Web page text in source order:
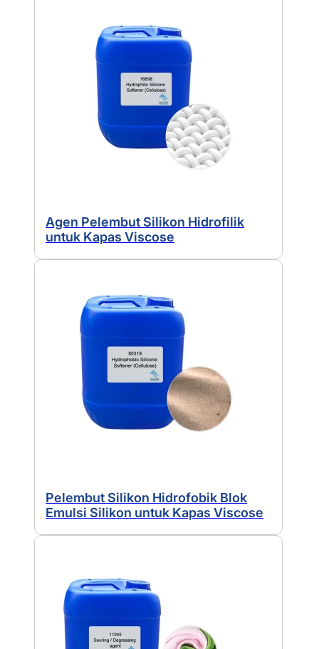
Agen Pelembut Silikon Hidrofilik
untuk Kapas Viscose
Pelembut Silikon Hidrofobik Blok
Emulsi Silikon untuk Kapas Viscose